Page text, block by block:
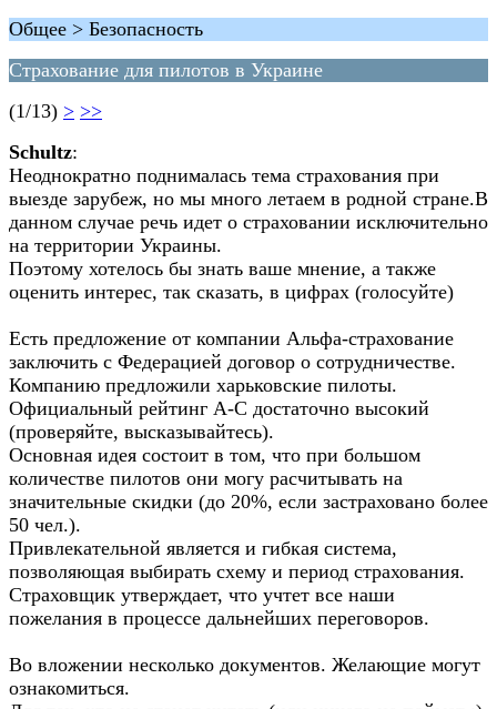
Общее > Безопасность
Страхование для пилотов в Украине
(1/13) > >>
Schultz:
Неоднократно поднималась тема страхования при
выезде зарубеж, но мы много летаем в родной стране.В
данном случае речь идет о страховании исключительно
на территории Украины.
Поэтому хотелось бы знать ваше мнение, а также
оценить интерес, так сказать, в цифрах (голосуйте)
Есть предложение от компании Альфа-страхование
заключить с Федерацией договор о сотрудничестве.
Компанию предложили харьковские пилоты.
Официальный рейтинг А-С достаточно высокий
(проверяйте, высказывайтесь).
Основная идея состоит в том, что при большом
количестве пилотов они могу расчитывать на
значительные скидки (до 20%, если застраховано более
50 чел.).
Привлекательной является и гибкая система,
позволяющая выбирать схему и период страхования.
Страховщик утверждает, что учтет все наши
пожелания в процессе дальнейших переговоров.
Во вложении несколько документов. Желающие могут
ознакомиться.